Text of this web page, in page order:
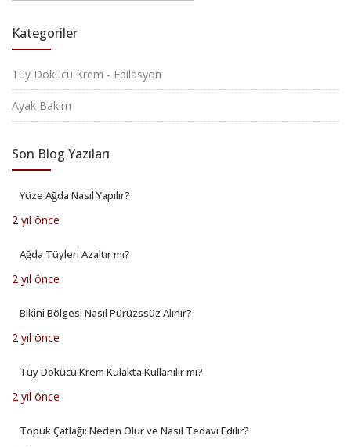
Kategoriler
Tüy Dökücü Krem - Epilasyon
Ayak Bakım
Son Blog Yazıları
Yüze Ağda Nasıl Yapılır?
2 yıl önce
Ağda Tüyleri Azaltır mı?
2 yıl önce
Bikini Bölgesi Nasıl Pürüzssüz Alınır?
2 yıl önce
Tüy Dökücü Krem Kulakta Kullanılır mı?
2 yıl önce
Topuk Çatlağı: Neden Olur ve Nasıl Tedavi Edilir?